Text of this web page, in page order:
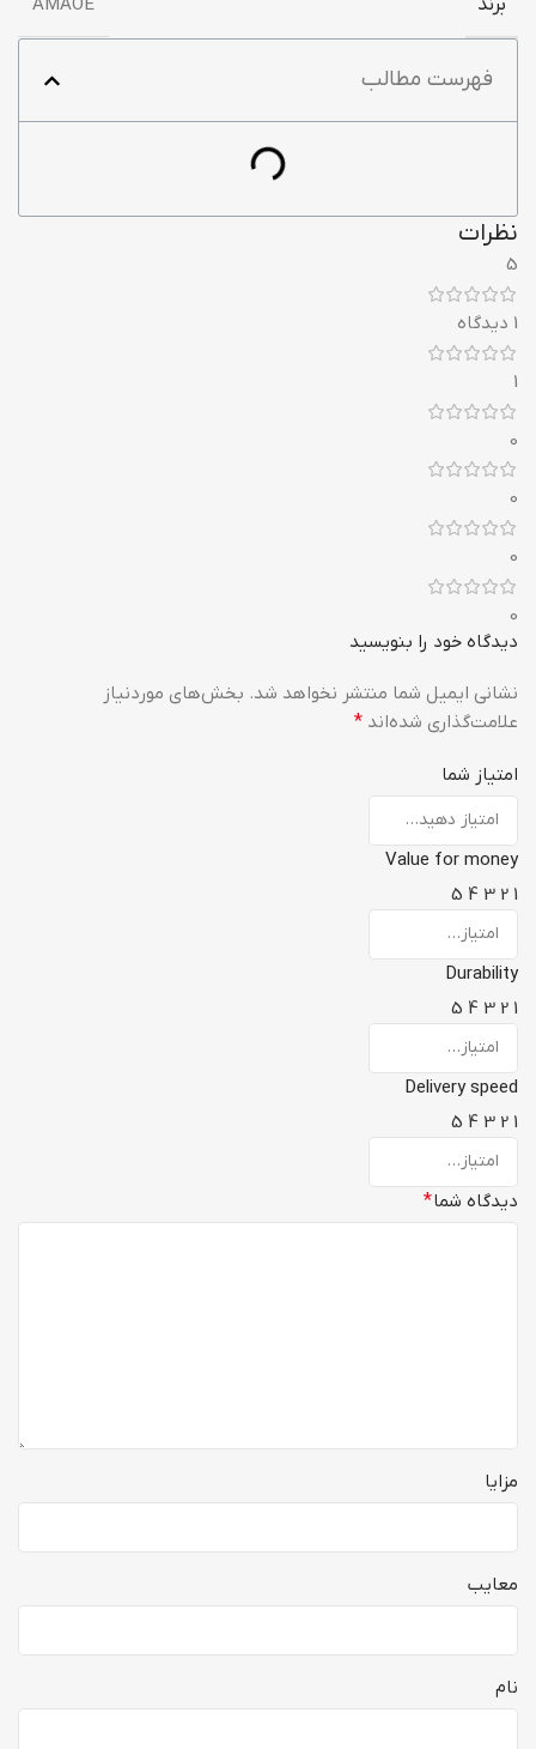
برند AMAOE
فهرست مطالب
نظرات
5
1 دیدگاه
1
0
0
0
0
دیدگاه خود را بنویسید
نشانی ایمیل شما منتشر نخواهد شد. بخش‌های موردنیاز
علامت‌گذاری شده‌اند *
امتیاز شما
Value for money
1
2
3
4
5
Durability
1
2
3
4
5
Delivery speed
1
2
3
4
5
دیدگاه شما*
مزایا
معایب
نام